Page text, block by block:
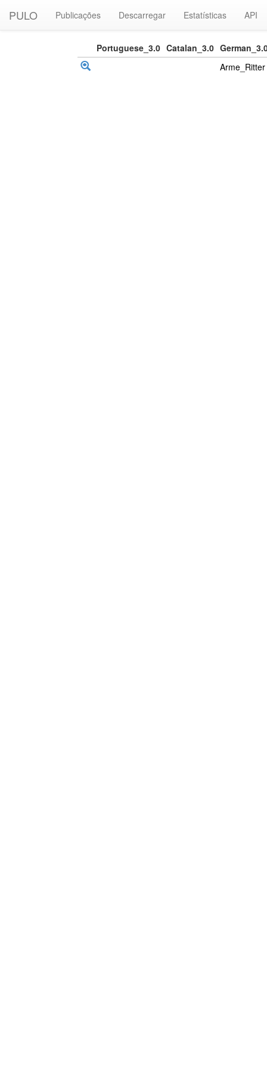
PULO Publicações Descarregar Estatísticas API
Portuguese_3.0 Catalan_3.0
Arme_Ritter